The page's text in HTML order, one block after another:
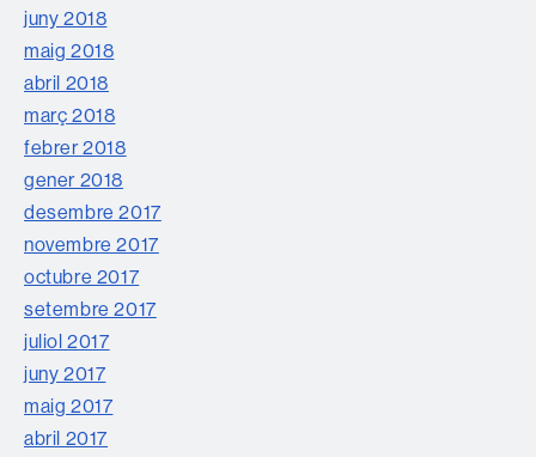
juny 2018
maig 2018
abril 2018
març 2018
febrer 2018
gener 2018
desembre 2017
novembre 2017
octubre 2017
setembre 2017
juliol 2017
juny 2017
maig 2017
abril 2017